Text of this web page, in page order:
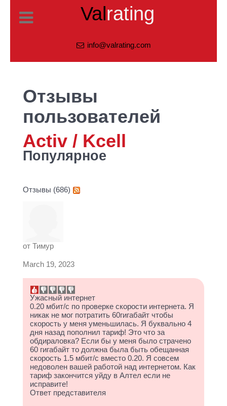
Valrating
info@valrating.com
Отзывы
пользователей
Activ / Kcell
Популярное
Отзывы (686)
от Тимур
March 19, 2023
Ужасный интернет
0.20 мбит/с по проверке скорости интернета. Я
никак не мог потратить 60гигабайт чтобы
скорость у меня уменьшилась. Я буквально 4
дня назад пополнил тариф! Это что за
обдираловка? Если бы у меня было страчено
60 гигабайт то должна была быть обещанная
скорость 1.5 мбит/с вместо 0.20. Я совсем
недоволен вашей работой над интернетом. Как
тариф закончится уйду в Алтел если не
исправите!
Ответ представителя